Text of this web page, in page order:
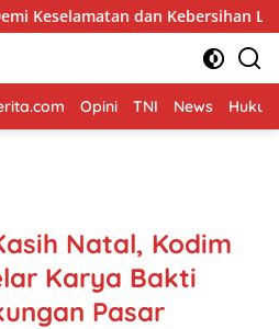
dan Kebersihan Lingkungan
Opini TNI News
Natal, Kodim
Karya Bakti
Pasar